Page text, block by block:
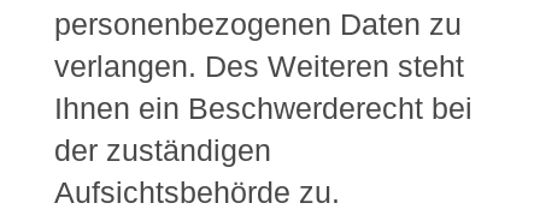
personenbezogenen Daten zu
verlangen. Des Weiteren steht
Ihnen ein Beschwerderecht bei
der zuständigen
Aufsichtsbehörde zu.